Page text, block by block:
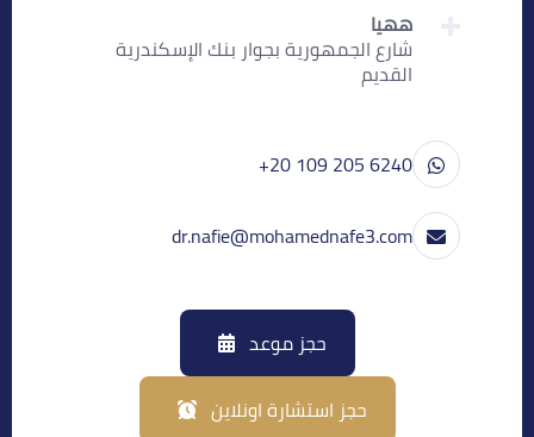
ههيا
شارع الجمهورية بجوار بنك الإسكندرية
القديم
+20 109 205 6240
dr.nafie@mohamednafe3.com
حجز موعد
حجز استشارة اونلاين